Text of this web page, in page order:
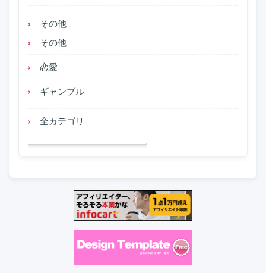
その他
その他
恋愛
ギャンブル
全カテゴリ